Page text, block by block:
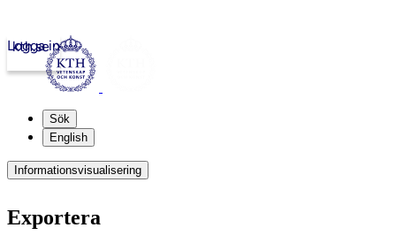
kth.se
Logga in
Sök
English
Informationsvisualisering
Exportera